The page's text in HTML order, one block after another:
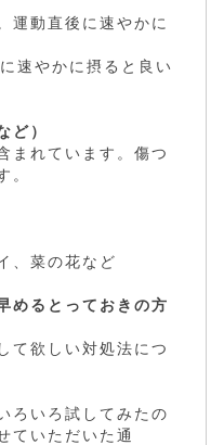
運動直後に速やかに
速やかに摂ると良い
ど）
まれています。傷つ
。
、菜の花など
めるとっておきの方
て欲しい対処法につ
ろいろ試してみたの
ていただいた通